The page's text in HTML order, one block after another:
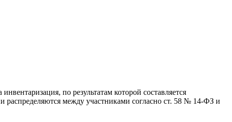
по результатам которой составляется
распределяются между участниками согласно ст. 58 № 14-ФЗ и